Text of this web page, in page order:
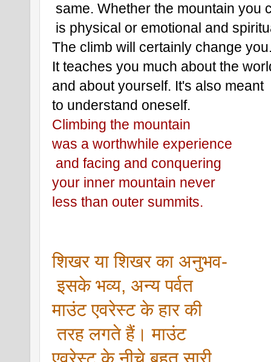
same. Whether the mountain you
is physical or emotional and
The climb will certainly change
It teaches you much about the
and about yourself. It's also meant
to understand oneself.
Climbing the mountain
was a worthwhile experience
and facing and conquering
your inner mountain never
less than outer summits.
शिखर या शिखर का अनुभव-
इसके भव्य, अन्य पर्वत
माउंट एवरेस्ट के हार की
तरह लगते हैं। माउंट
एवरेस्ट के नीचे बहुत सारी